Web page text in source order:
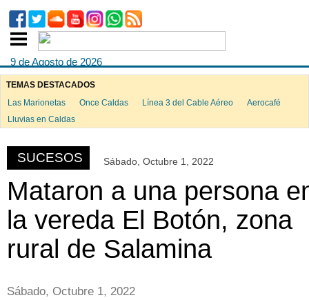
9 de Agosto de 2026
TEMAS DESTACADOS
Las Marionetas
Once Caldas Línea 3 del Cable Aéreo
Aerocafé
Lluvias en Caldas
SUCESOS Sábado, Octubre 1, 2022
Mataron a una persona
la vereda El Botón, zona
rural de Salamina
Sábado, Octubre 1, 2022